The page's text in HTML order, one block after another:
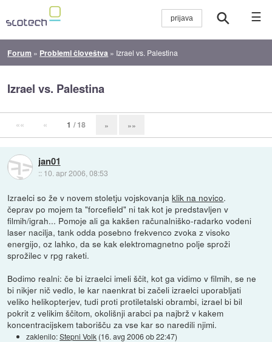
☰
Forum » Problemi človeštva » Izrael vs. Palestina
Izrael vs. Palestina
«« « 1 / 18 » »»
jan01
:: 10. apr 2006, 08:53
Izraelci so že v novem stoletju vojskovanjaklik na novico.
čeprav po mojem ta "forcefield" ni tak kot je predstavljen v
filmih/igrah... Pomoje ali ga kakšen računalniško-radarko vodeni
laser nacilja, tank odda posebno frekvenco zvoka z visoko
energijo, oz lahko, da se kak elektromagnetno polje sproži
sprožilec v rpg raketi.
Bodimo realni: če bi izraelci imeli ščit, kot ga vidimo v filmih, se ne
bi nikjer nič vedlo, le kar naenkrat bi začeli izraelci uporabljati
veliko helikopterjev, tudi proti protiletalski obrambi, izrael bi bil
pokrit z velikim ščitom, okolišnji arabci pa najbrž v kakem
koncentracijskem taborišču za vse kar so naredili njimi.
zaklenilo:Stepni Volk (16. avg 2006 ob 22:47)